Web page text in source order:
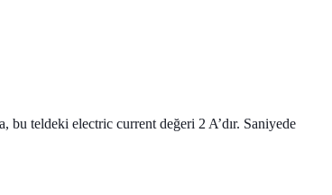
bu teldeki electric current değeri 2 A’dır. Saniyede